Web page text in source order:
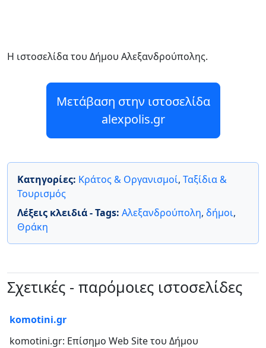
Η ιστοσελίδα του Δήμου Αλεξανδρούπολης.
Μετάβαση στην ιστοσελίδα
alexpolis.gr
Κατηγορίες: Κράτος & Οργανισμοί, Ταξίδια &
Τουρισμός
Λέξεις κλειδιά - Tags: Αλεξανδρούπολη, δήμοι,
Θράκη
Σχετικές - παρόμοιες ιστοσελίδες
komotini.gr
komotini.gr: Επίσημο Web Site του Δήμου